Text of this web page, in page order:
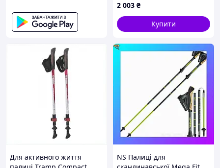
2 003 ₴
Купити
Для активного життя
NS Палиці для